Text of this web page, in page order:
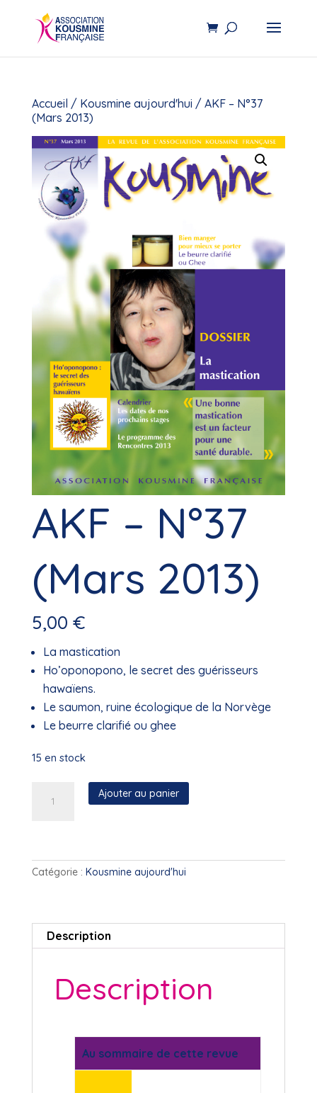
Accueil / Kousmine aujourd'hui / AKF – N°37
(Mars 2013)
AKF – N°37
(Mars 2013)
5,00 €
La mastication
Ho’oponopono, le secret des guérisseurs
hawaïens.
Le saumon, ruine écologique de la Norvège
Le beurre clarifié ou ghee
15 en stock
(Mars
2013)
Ajouter au panier
Catégorie : Kousmine aujourd'hui
Description
Description
Au sommaire de cette revue